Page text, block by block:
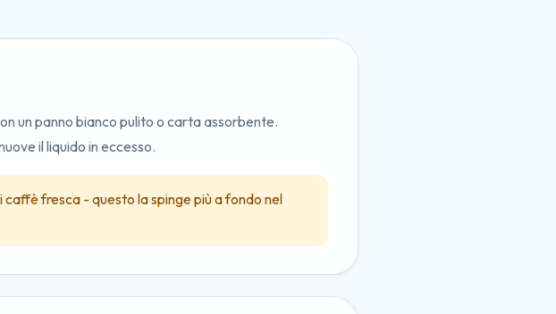
un panno bianco pulito o carta assorbente.
il liquido in eccesso.
caffè fresca - questo la spinge più a fondo nel